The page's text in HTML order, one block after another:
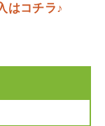
はコチラ♪